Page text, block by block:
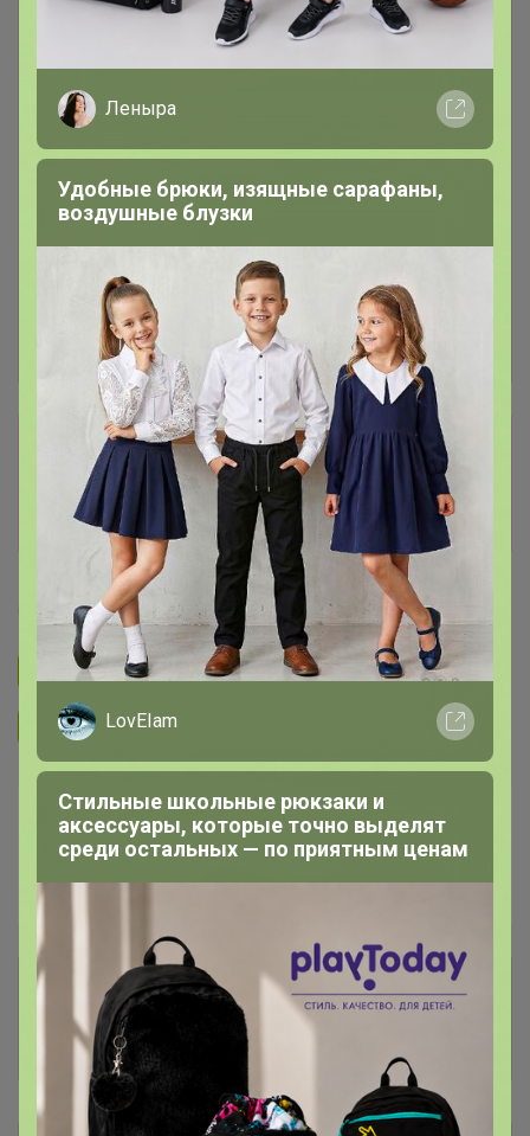
Сбор заказов в данной закупке
завершен
Перейти к текущей закупке
ГЛАМУР
Подписаться на закупку 641
Подписаться на организатора
В архиве
Ожидание
Комментарии к лотам
Отзывы участников
Леныра
Удобные брюки, изящные сарафаны,
воздушные блузки
LovEIam
Стильные школьные рюкзаки и
аксессуары, которые точно выделят
среди остальных — по приятным ценам